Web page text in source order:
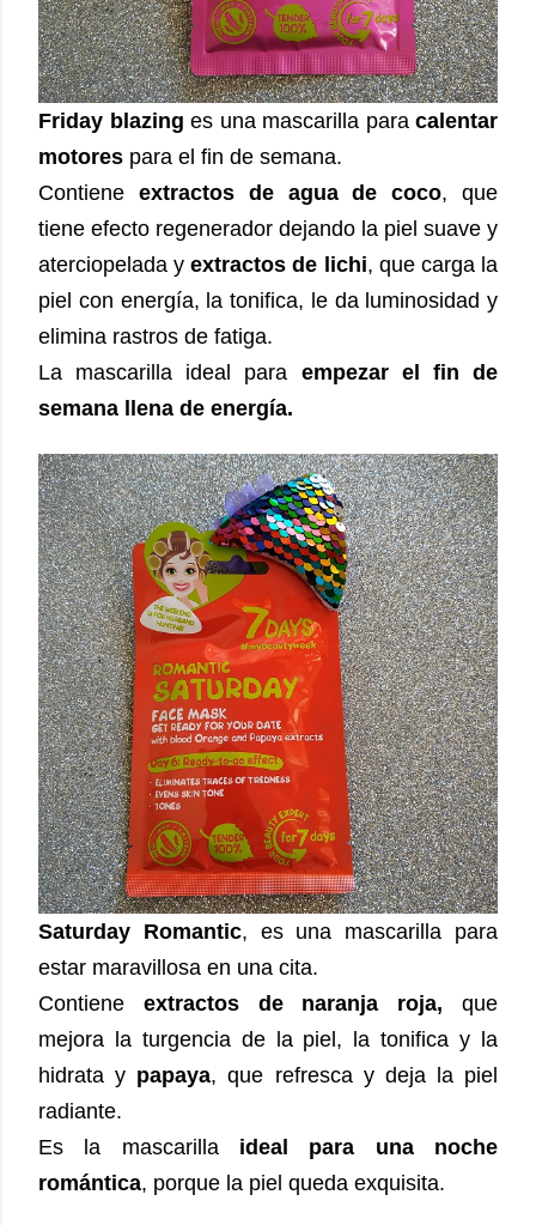
Friday blazing es una mascarilla para calentar
motores para el fin de semana.
Contiene extractos de agua de coco, que
tiene efecto regenerador dejando la piel suave y
aterciopelada yextractos de lichi, que carga la
piel con energía, la tonifica, le da luminosidad y
elimina rastros de fatiga.
La mascarilla ideal para empezar el fin de
semana llena de energía.
Saturday Romantic, es una mascarilla para
estar maravillosa en una cita.
Contiene extractos de naranja roja, que
mejora la turgencia de la piel, la tonifica y la
hidrata y papaya, que refresca y deja la piel
radiante.
Es la mascarilla ideal para una noche
romántica, porque la piel queda exquisita.